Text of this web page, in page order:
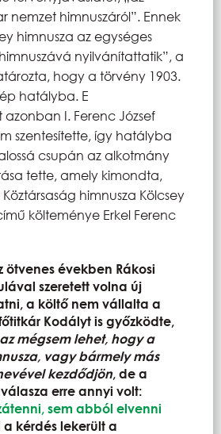
nemzet himnuszáról”. Ennek
himnusza az egységes
nyilvánítattatik”, a
hogy a törvény 1903.
hatályba. E
I. Ferenc József
szentesítette, így hatályba
csupán az alkotmány
tette, amely kimondta,
himnusza Kölcsey
költeménye Erkel Ferenc
években Rákosi
szeretett volna új
a költő nem vállalta a
Kodályt is győzködte,
az mégsem lehet, hogy a
vagy bármely más
kezdődjön, de a
erre annyi volt:
sem abból elvenni
a kérdés lekerült a